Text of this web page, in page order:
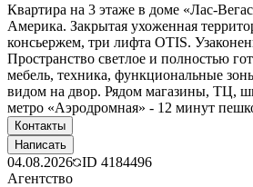
Квартира на 3 этаже в доме
Америка. Закрытая ухоженная
консьержем, три лифта OTIS.
Пространство светлое и полностью
мебель, техника, функциональные
видом на двор. Рядом магазины, ТЦ,
метро «Аэродромная» - 12 минут
Контакты
Написать
04.08.2026 ID 4184496
Агентство